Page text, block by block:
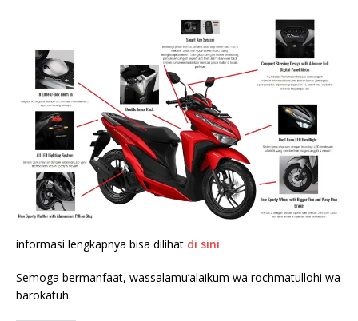
informasi lengkapnya bisa dilihat di sini
Semoga bermanfaat, wassalamu’alaikum wa rochmatullohi wa
barokatuh.